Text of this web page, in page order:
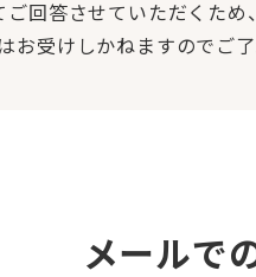
回答させていただくため、
お受けしかねますのでご了
メールで